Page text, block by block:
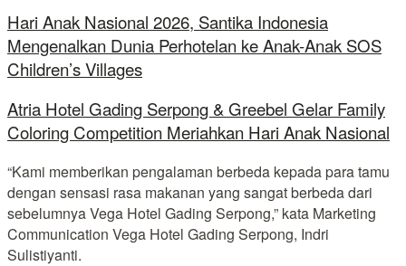
Hari Anak Nasional 2026, Santika Indonesia
Mengenalkan Dunia Perhotelan ke Anak-Anak SOS
Children’s Villages
Atria Hotel Gading Serpong & Greebel Gelar Family
Coloring Competition Meriahkan Hari Anak Nasional
“Kami memberikan pengalaman berbeda kepada para tamu
dengan sensasi rasa makanan yang sangat berbeda dari
sebelumnya Vega Hotel Gading Serpong,” kata Marketing
Communication Vega Hotel Gading Serpong, Indri
Sulistiyanti.